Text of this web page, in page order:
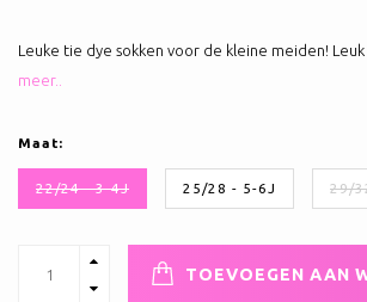
Leuke tie dye sokken voor de kleine meiden! Leuk
meer..
Maat:
22/24 - 3-4J 25/28 - 5-6J 29/
TOEVOEGEN AAN